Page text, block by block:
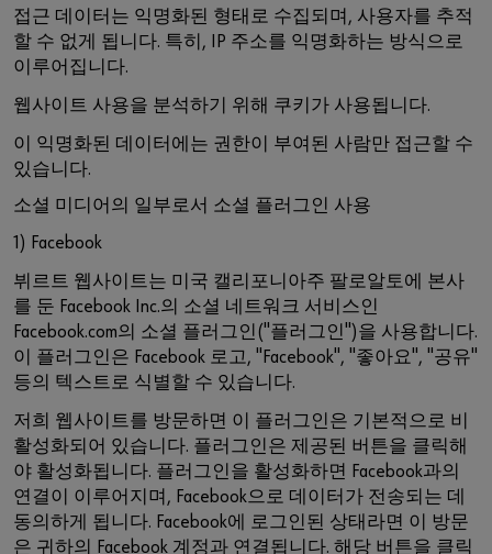
접근 데이터는 익명화된 형태로 수집되며, 사용자를 추적
할 수 없게 됩니다. 특히, IP 주소를 익명화하는 방식으로
이루어집니다.
웹사이트 사용을 분석하기 위해 쿠키가 사용됩니다.
이 익명화된 데이터에는 권한이 부여된 사람만 접근할 수
있습니다.
소셜 미디어의 일부로서 소셜 플러그인 사용
1) Facebook
뷔르트 웹사이트는 미국 캘리포니아주 팔로알토에 본사
를 둔 Facebook Inc.의 소셜 네트워크 서비스인
Facebook.com의 소셜 플러그인("플러그인")을 사용합니다.
이 플러그인은 Facebook 로고, "Facebook", "좋아요", "공유"
등의 텍스트로 식별할 수 있습니다.
저희 웹사이트를 방문하면 이 플러그인은 기본적으로 비
활성화되어 있습니다. 플러그인은 제공된 버튼을 클릭해
야 활성화됩니다. 플러그인을 활성화하면 Facebook과의
연결이 이루어지며, Facebook으로 데이터가 전송되는 데
동의하게 됩니다. Facebook에 로그인된 상태라면 이 방문
은 귀하의 Facebook 계정과 연결됩니다. 해당 버튼을 클릭